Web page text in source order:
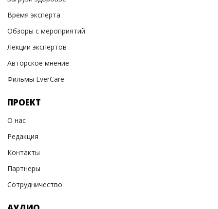
Время эксперта
Обзоры с мероприятий
Лекции экспертов
Авторское мнение
Фильмы EverCare
ПРОЕКТ
О нас
Редакция
Контакты
Партнеры
Сотрудничество